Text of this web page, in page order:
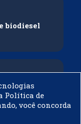
biodiesel
com
projeto na
Política de
você concorda